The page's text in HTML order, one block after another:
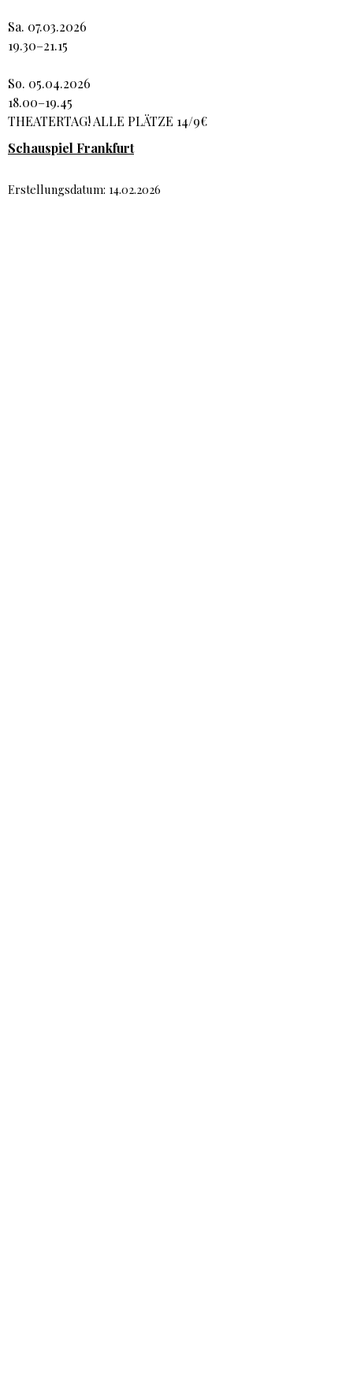
Sa. 07.03.2026
19.30–21.15
So. 05.04.2026
18.00–19.45
THEATERTAG! ALLE PLÄTZE 14/9€
Schauspiel Frankfurt
Erstellungsdatum: 14.02.2026